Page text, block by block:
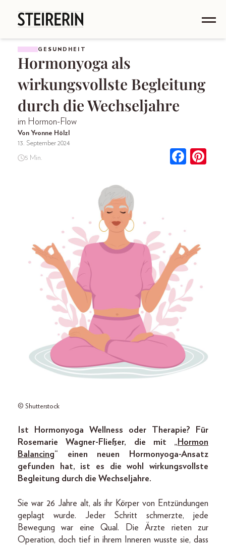
GESUNDHEIT
Hormonyoga als
wirkungsvollste Begleitung
durch die Wechseljahre
im Hormon-Flow
Von Yvonne Hölzl
13. September 2024
5 Min.
© Shutterstock
Ist Hormonyoga Wellness oder Therapie? Für
Rosemarie Wagner-Fließer, die mit „ Hormon
Balancing“ einen neuen Hormonyoga-Ansatz
gefunden hat, ist es die wohl wirkungsvollste
Begleitung durch die Wechseljahre.
Sie war 26 Jahre alt, als ihr Körper von Entzündungen
geplagt wurde. Jeder Schritt schmerzte, jede
Bewegung war eine Qual. Die Ärzte rieten zur
Operation, doch tief in ihrem Inneren wusste sie, dass